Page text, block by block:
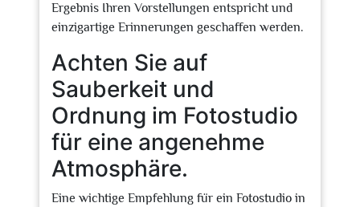
Ergebnis Ihren Vorstellungen entspricht und
einzigartige Erinnerungen geschaffen werden.
Achten Sie auf
Sauberkeit und
Ordnung im Fotostudio
für eine angenehme
Atmosphäre.
Eine wichtige Empfehlung für ein Fotostudio in